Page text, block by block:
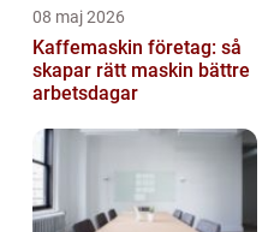
08 maj 2026
Kaffemaskin företag: så
skapar rätt maskin bättre
arbetsdagar